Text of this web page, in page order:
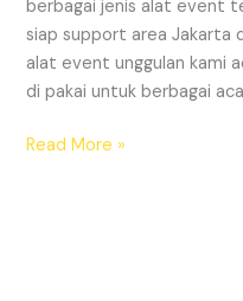
berbagai jenis alat event
siap support area Jakarta
alat event unggulan kami
di pakai untuk berbagai
JASA
Read More »